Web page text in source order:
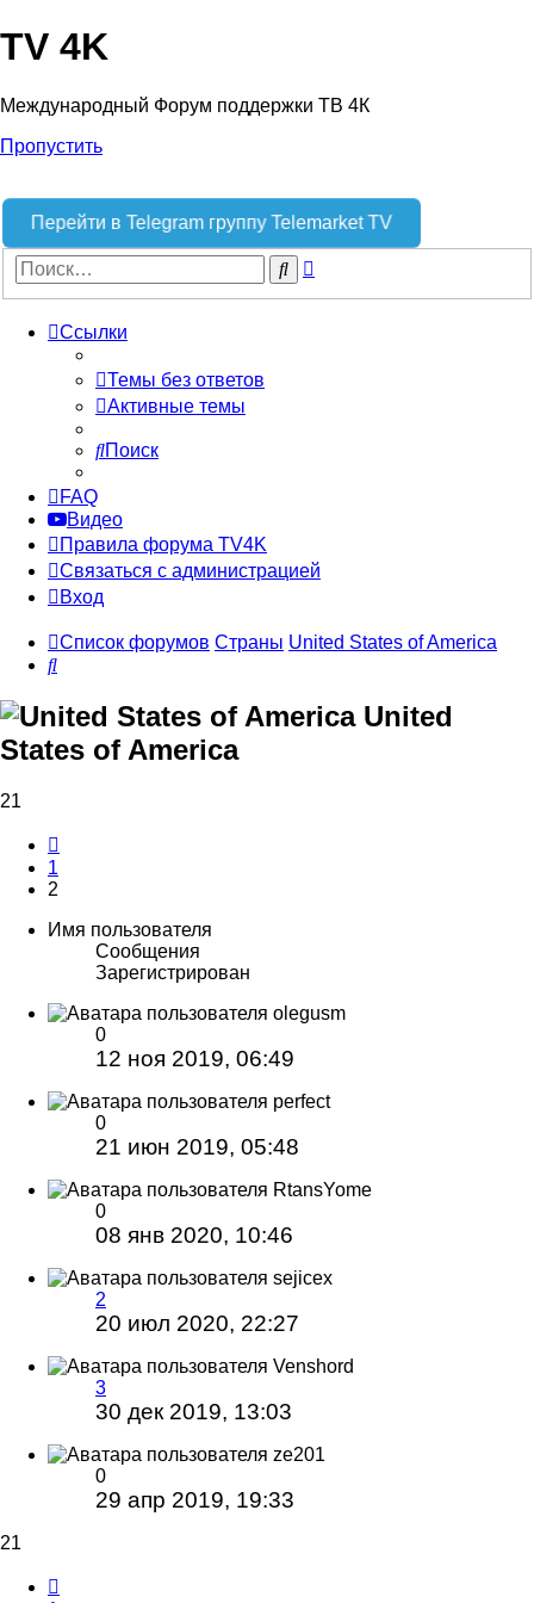
TV 4K
Международный Форум поддержки ТВ 4К
Пропустить
Перейти в Telegram группу Telemarket TV
Поиск
Ссылки
Темы без ответов
Активные темы
Поиск
FAQ
Видео
Правила форума TV4K
Связаться с администрацией
Вход
Список форумов Страны United States of America
Поиск
United
States of America
21
1
2
Имя пользователя
Сообщения
Зарегистрирован
olegusm
0
12 ноя 2019, 06:49
perfect
0
21 июн 2019, 05:48
RtansYome
0
08 янв 2020, 10:46
sejicex
2
20 июл 2020, 22:27
Venshord
3
30 дек 2019, 13:03
ze201
0
29 апр 2019, 19:33
21